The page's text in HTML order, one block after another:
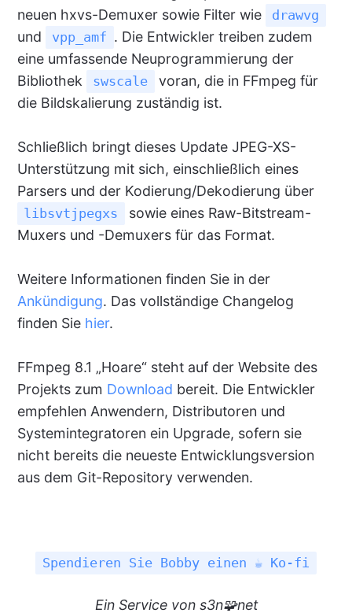
neuen hxvs-Demuxer sowie Filter wie
drawvg
und vpp_amf . Die Entwickler treiben zudem
eine umfassende Neuprogrammierung der
Bibliothek
swscale
voran, die in FFmpeg für
die Bildskalierung zuständig ist.
Schließlich bringt dieses Update JPEG-XS-
Unterstützung mit sich, einschließlich eines
Parsers und der Kodierung/Dekodierung über
libsvtjpegxs
sowie eines Raw-Bitstream-
Muxers und -Demuxers für das Format.
Weitere Informationen finden Sie in der
Ankündigung. Das vollständige Changelog
finden Sie hier.
FFmpeg 8.1 „Hoare“ steht auf der Website des
Projekts zum Download bereit. Die Entwickler
empfehlen Anwendern, Distributoren und
Systemintegratoren ein Upgrade, sofern sie
nicht bereits die neueste Entwicklungsversion
aus dem Git-Repository verwenden.
Spendieren Sie Bobby einen ☕ Ko-fi
Ein Servicevon s3n🧩net